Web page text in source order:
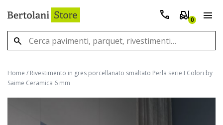
0
Home / Rivestimento in gres porcellanato smaltato Perla serie I Colori by
Saime Ceramica 6 mm